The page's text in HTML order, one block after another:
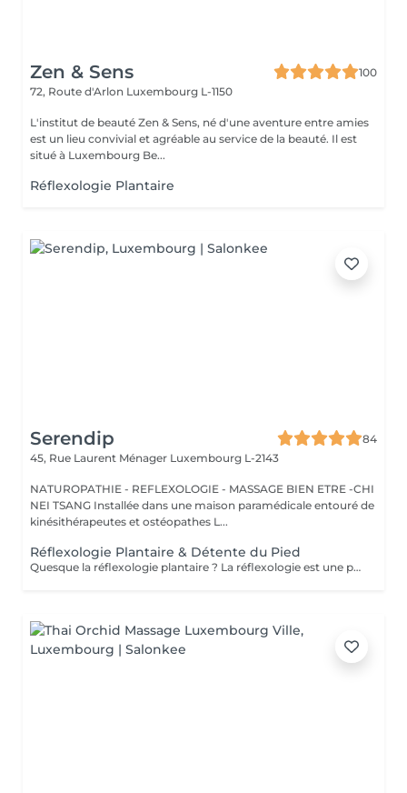
Zen & Sens
100
72, Route d'Arlon Luxembourg L-1150
L'institut de beauté Zen & Sens, né d'une aventure entre amies
est un lieu convivial et agréable au service de la beauté. Il est
situé à Luxembourg Be...
Réflexologie Plantaire
Serendip
84
45, Rue Laurent Ménager Luxembourg L-2143
NATUROPATHIE - REFLEXOLOGIE - MASSAGE BIEN ETRE -CHI
NEI TSANG Installée dans une maison paramédicale entouré de
kinésithérapeutes et ostéopathes L...
Réflexologie Plantaire & Détente du Pied
Quesque la réflexologie plantaire ? La réflexologie est une pratique manuelle ancestrale qui stimule la capacité de tout être humain à l'auto-guérison. La réflexologie a pour objectif de stimuler les capacités d'auto régulation du corps. Ainsi, la pression dynamique exercée sur une zone spécifique (zone réflexe) provoque un effet thérapeutique sur l 'organe correspondant.. La réflexologie est indiquée concernant les troubles d'ordre fonctionnel : gestion du stress, maux de dos, troubles digestifs, migraines, troubles du sommeil, sinusite, douleurs de règles, trouble urinaire, douleurs articulaires... En travaillant sur les points réflexes on peut : . Rétablir le mouvement énergétique . Dissoudre les cristaux qui entravent la circulation énergétique et libérer ainsi l'énergie à travers l'organisme . Améliorer la circulation sanguine . Rétablir le bon fonctionnement organique ,nerveux et glandulaire . Rééquilibrer l'ortho et le parasympathique . Relaxation physique et psychologique Attention il n'y as pas de diagnostic , ce ne sont que des bilans énergétiques .